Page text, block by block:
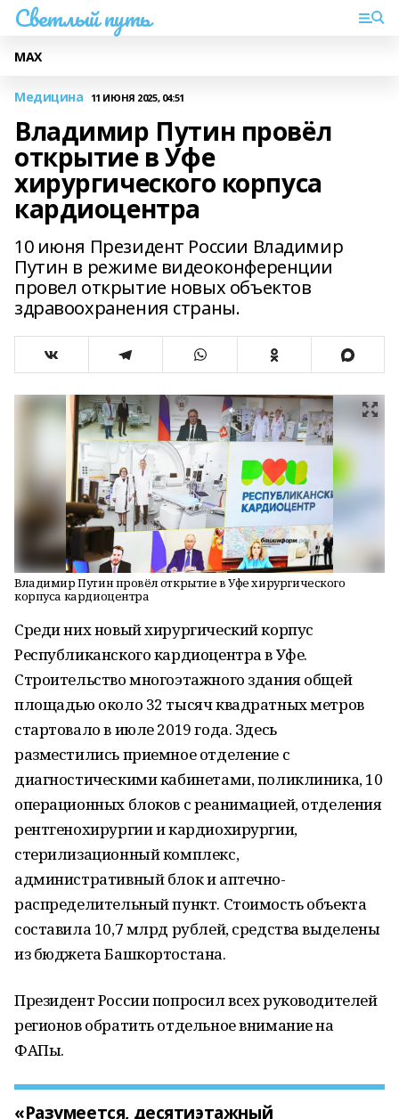
Светлый путь
МАХ
Медицина 11 ИЮНЯ 2025, 04:51
Владимир Путин провёл
открытие в Уфе
хирургического корпуса
кардиоцентра
10 июня Президент России Владимир
Путин в режиме видеоконференции
провел открытие новых объектов
здравоохранения страны.
Владимир Путин провёл открытие в Уфе хирургического
корпуса кардиоцентра
Среди них новый хирургический корпус
Республиканского кардиоцентра в Уфе.
Строительство многоэтажного здания общей
площадью около 32 тысяч квадратных метров
стартовало в июле 2019 года. Здесь
разместились приемное отделение с
диагностическими кабинетами, поликлиника, 10
операционных блоков с реанимацией, отделения
рентгенохирургии и кардиохирургии,
стерилизационный комплекс,
административный блок и аптечно-
распределительный пункт. Стоимость объекта
составила 10,7 млрд рублей, средства выделены
из бюджета Башкортостана.
Президент России попросил всех руководителей
регионов обратить отдельное внимание на
ФАПы.
«Разумеется, десятиэтажный